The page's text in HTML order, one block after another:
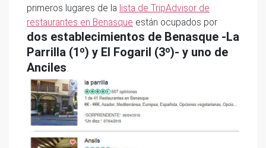
primeros lugares de la lista de TripAdvisor de
restaurantes en Benasque están ocupados por
dos establecimientos de Benasque -La
Parrilla (1º) y El Fogaril (3º)- y uno de
Anciles.